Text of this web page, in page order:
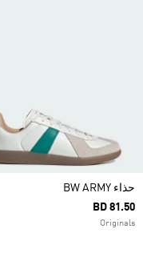
حذاء ‏BW ARMY
BD 81.50
Originals